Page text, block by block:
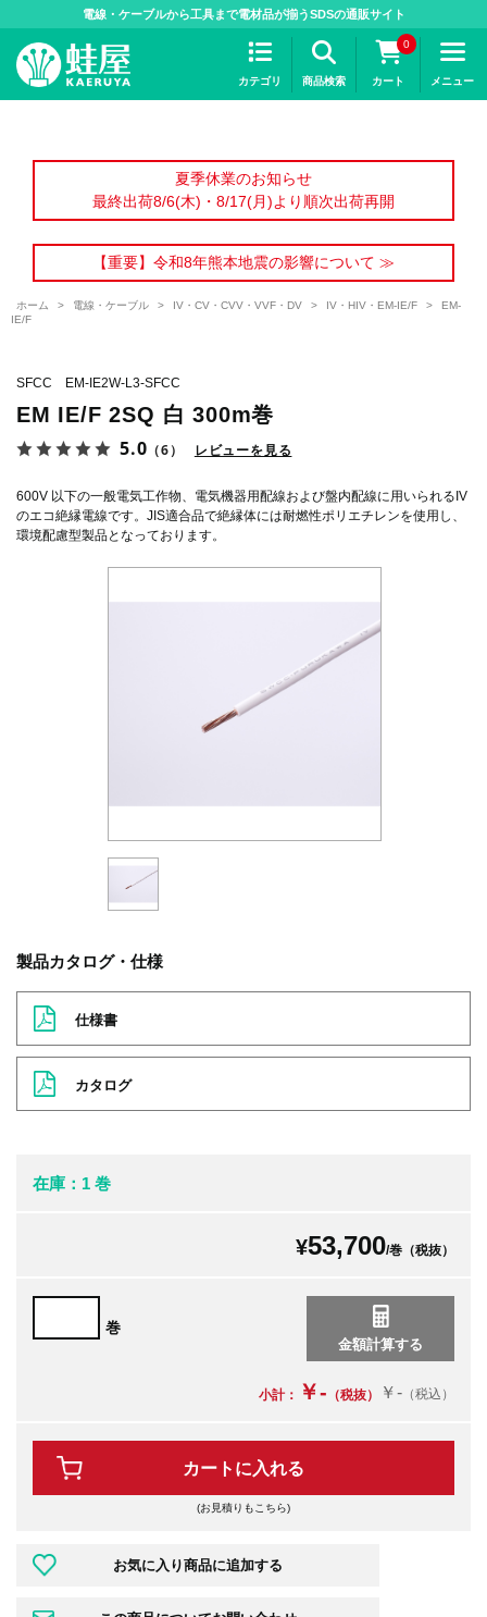
電線・ケーブルから工具まで電材品が揃うSDSの通販サイト
カテゴリ 商品検索
0
カート メニュー
夏季休業のお知らせ
最終出荷8/6(木)・8/17(月)より順次出荷再開
【重要】令和8年熊本地震の影響について ≫
ホーム > 電線・ケーブル > IV・CV・CVV・VVF・DV > IV・HIV・EM-IE/F >
EM-
IE/F
SFCC EM-IE2W-L3-SFCC
EM IE/F 2SQ 白 300m巻
5.0 （6） レビューを見る
600V 以下の一般電気工作物、電気機器用配線および盤内配線に用いられるIV
のエコ絶縁電線です。JIS適合品で絶縁体には耐燃性ポリエチレンを使用し、
環境配慮型製品となっております。
製品カタログ・仕様
仕様書
カタログ
在庫：1 巻
¥53,700/巻（税抜）
巻
小計： ￥- （税抜） ￥- （税込）
カートに入れる
(お見積りもこちら)